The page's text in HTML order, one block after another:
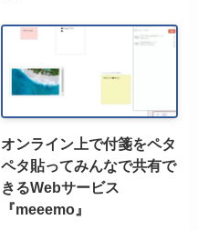
オンライン上で付箋をペタ
ペタ貼ってみんなで共有で
きるWebサービス
『meeemo』